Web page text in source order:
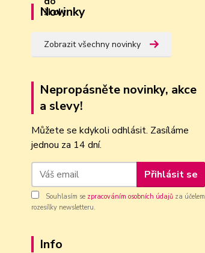
Novinky
Zobrazit všechny novinky
Nepropásněte novinky, akce
a slevy!
Můžete se kdykoli odhlásit. Zasíláme
jednou za 14 dní.
Přihlásit se
Souhlasím se zpracováním osobních údajů za účelem
rozesílky newsletteru.
Info